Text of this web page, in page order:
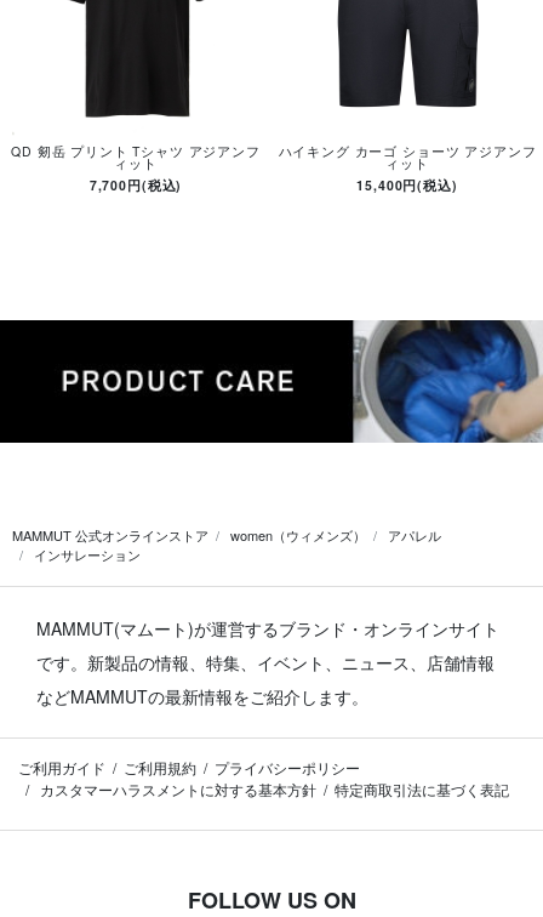
QD 剱岳 プリント Tシャツ アジアンフ
ィット
7,700円(税込)
ハイキング カーゴ ショーツ アジアンフ
ィット
15,400円(税込)
MAMMUT 公式オンラインストア women（ウィメンズ）
アパレル
インサレーション
MAMMUT(マムート)が運営するブランド・オンラインサイト
です。 新製品の情報、特集、イベント、ニュース、店舗情報
などMAMMUTの最新情報をご紹介します。
ご利用ガイド ご利用規約
プライバシーポリシー
カスタマーハラスメントに対する基本方針
特定商取引法に基づく表記
FOLLOW US ON